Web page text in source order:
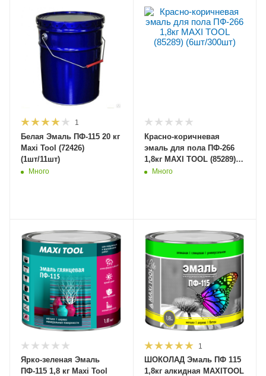
1
Белая Эмаль ПФ-115 20 кг
Maxi Tool (72426)
(1шт/11шт)
Много
Красно-коричневая
эмаль для пола ПФ-266
1,8кг MAXI TOOL (85289)
(6шт/300шт)
Много
Ярко-зеленая Эмаль
ПФ-115 1,8 кг Maxi Tool
1
ШОКОЛАД Эмаль ПФ 115
1,8кг алкидная MAXITOOL